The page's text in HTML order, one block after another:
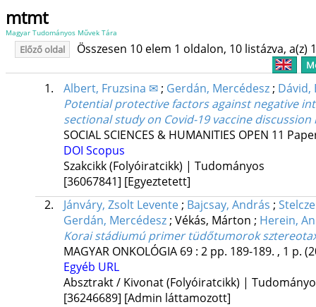
mtmt
Magyar Tudományos Művek Tára
Előző oldal Összesen 10 elem 1 oldalon, 10 listázva, a(z)
1. Albert, Fruzsina ✉; Gerdán, Mercédesz; Dávid,
Potential protective factors against negative
sectional study on Covid-19 vaccine
SOCIAL SCIENCES & HUMANITIES OPEN 11
DOI Scopus
Szakcikk (Folyóiratcikk) | Tudományos
[36067841] [Egyeztetett]
2.
Jánváry, Zsolt Levente; Bajcsay, András ;
Gerdán, Mercédesz; Vékás, Márton ; Herein,
Korai stádiumú primer tüdőtumorok
MAGYAR ONKOLÓGIA 69: 2 pp. 189-189. , 1 p.
Egyéb URL
Absztrakt / Kivonat (Folyóiratcikk) |
[36246689] [Admin láttamozott]